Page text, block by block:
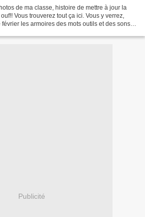
de ma classe, histoire de mettre à jour la
Vous trouverez tout ça ici. Vous y verrez,
les armoires des mots outils et des sons
Publicité